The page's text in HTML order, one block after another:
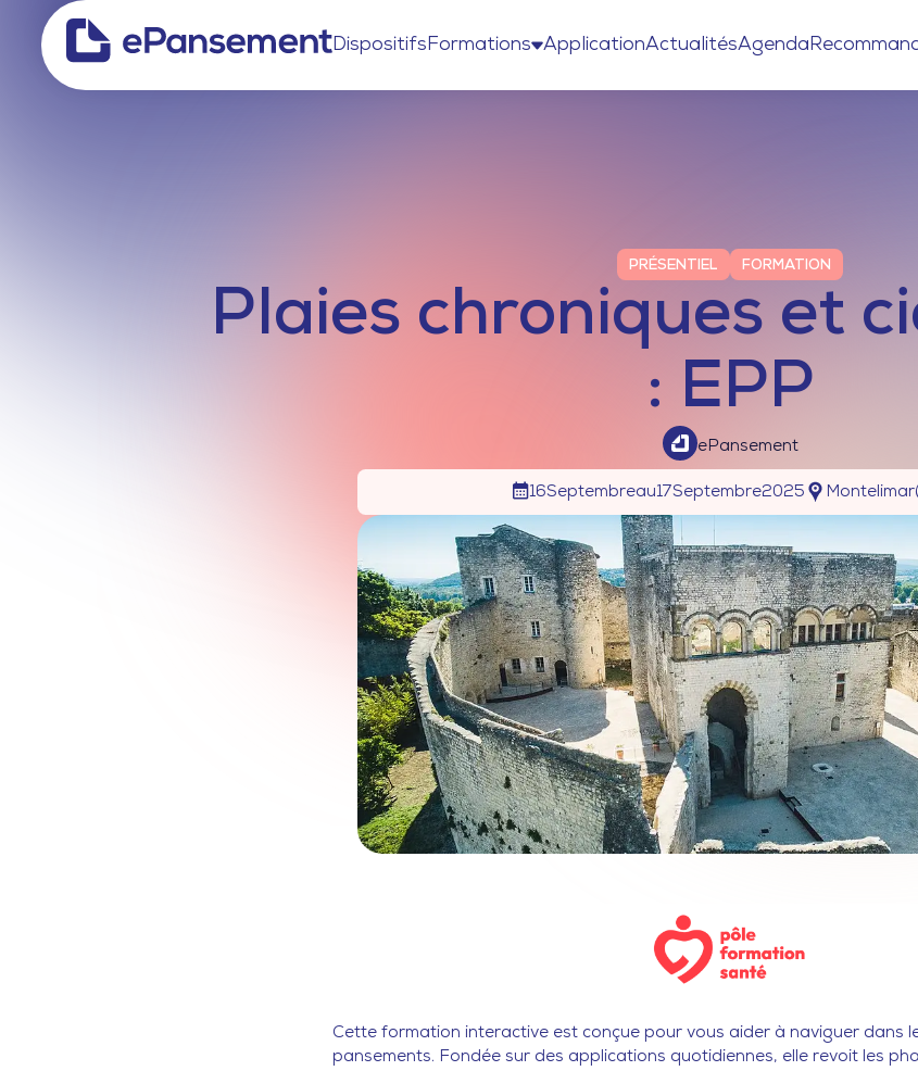
Dispositifs Formations ApplicationActualitésAgenda
PRÉSENTIEL FORMATION
Plaies chroniques et
: EPP
ePansement
16Septembreau17Septembre2025 Montelimar
Cette formation interactive est conçue pour vous aider à naviguer dans
pansements. Fondée sur des applications quotidiennes, elle revoit les